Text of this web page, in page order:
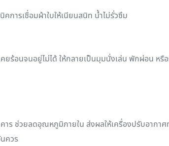
การเชื่อมผ้าใบให้เนียนสนิท น้ำไม่รั่วซึม
ร้อนจนอยู่ไม่ได้ ให้กลายเป็นมุมนั่งเล่น พักผ่อน หรื
าร ช่วยลดอุณหภูมิภายใน ส่งผลให้เครื่องปรับอาก
ควร